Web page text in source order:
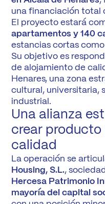
una financiación total
El proyecto estará
apartamentos y 140
estancias cortas
Su objetivo es
de alojamiento de
Henares, una zona
cultural, universitaria,
industrial.
Una alianza
crear
calidad
La operación se
Housing, S.L.,
Hercesa Patrimonio
mayoría del capital